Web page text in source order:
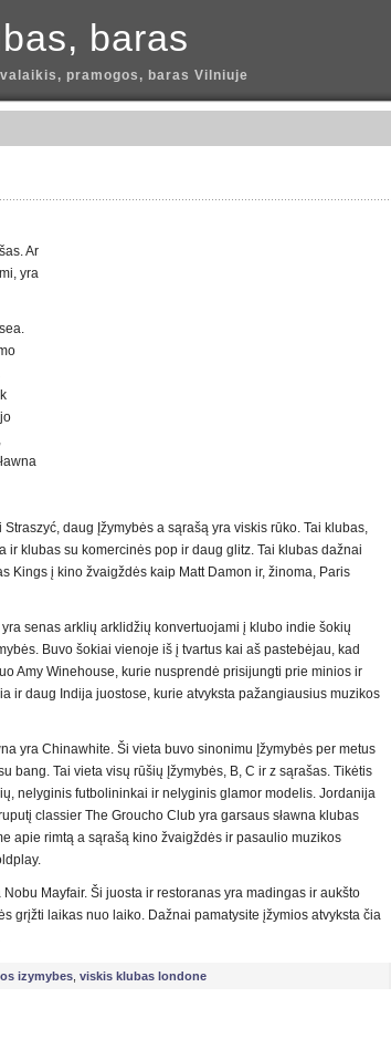
baras
pramogos, baras Vilniuje
Ar
yra
daug Įžymybės a sąrašą yra viskis rūko. Tai klubas,
ir klubas su komercinės pop ir daug glitz. Tai klubas dažnai
Kings į kino žvaigždės kaip Matt Damon ir, žinoma, Paris
senas arklių arklidžių konvertuojami į klubo indie šokių
Buvo šokiai vienoje iš į tvartus kai aš pastebėjau, kad
Amy Winehouse, kurie nusprendė prisijungti prie minios ir
ir daug Indija juostose, kurie atvyksta pažangiausius muzikos
yra Chinawhite. Ši vieta buvo sinonimu Įžymybės per metus
bang. Tai vieta visų rūšių Įžymybės, B, C ir z sąrašas. Tikėtis
nelyginis futbolininkai ir nelyginis glamor modelis. Jordanija
classier The Groucho Club yra garsaus sławna klubas
apie rimtą a sąrašą kino žvaigždės ir pasaulio muzikos
Mayfair. Ši juosta ir restoranas yra madingas ir aukšto
grįžti laikas nuo laiko. Dažnai pamatysite įžymios atvyksta čia
izymybes viskis klubas londone